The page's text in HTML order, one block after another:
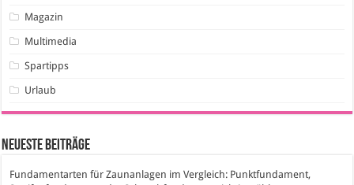
Magazin
Multimedia
Spartipps
Urlaub
Neueste Beiträge
Fundamentarten für Zaunanlagen im Vergleich: Punktfundament,